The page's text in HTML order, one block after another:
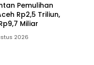
Pemulihan
Rp2,5 Triliun,
Miliar
2026